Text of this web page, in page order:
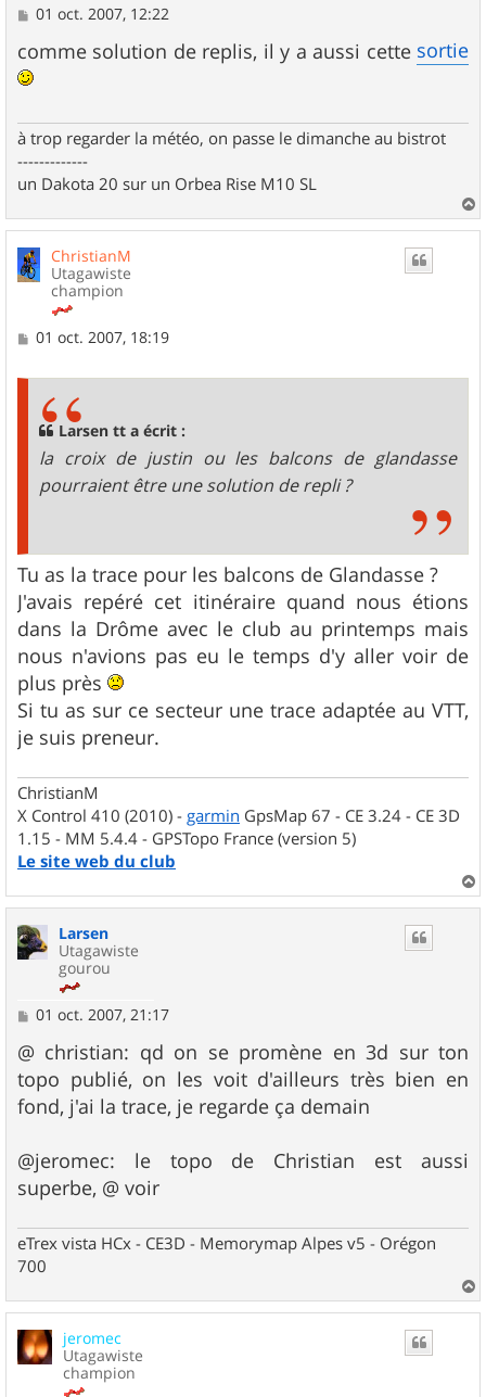
M
s
s
a
01 oct. 2007, 12:22
comme solution de replis, il y a aussi cette sortie
à trop regarder la météo, on passe le dimanche au bistrot
-------------
un Dakota 20 sur un Orbea Rise M10 SL
a
ChristianM
Utagawiste
champion
M
01 oct. 2007, 18:19
Larsen tt a écrit :
la croix de justin ou les balcons de glandasse
pourraient être une solution de repli ?
Tu as la trace pour les balcons de Glandasse ?
J'avais repéré cet itinéraire quand nous étions
dans la Drôme avec le club au printemps mais
nous n'avions pas eu le temps d'y aller voir de
plus près
Si tu as sur ce secteur une trace adaptée au VTT,
je suis preneur.
ChristianM
X Control 410 (2010) - garmin GpsMap 67 - CE 3.24 - CE 3D
1.15 - MM 5.4.4 - GPSTopo France (version 5)
Le site web du club
a
Larsen
Utagawiste
gourou
M
s
s
a
g
e
01 oct. 2007, 21:17
@ christian: qd on se promène en 3d sur ton
topo publié, on les voit d'ailleurs très bien en
fond, j'ai la trace, je regarde ça demain
@jeromec: le topo de Christian est aussi
superbe, @ voir
eTrex vista HCx - CE3D - Memorymap Alpes v5 - Orégon
700
a
jeromec
Utagawiste
champion